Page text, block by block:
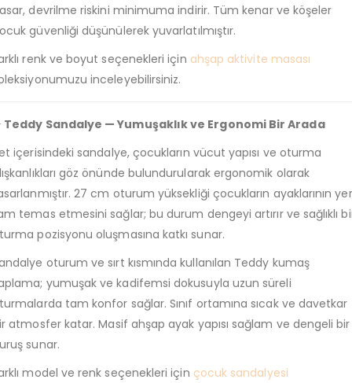
devrilme riskini minimuma indirir. Tüm kenar ve köşeler
güvenliği düşünülerek yuvarlatılmıştır.
renk ve boyut seçenekleri için ahşap aktivite masası
inceleyebilirsiniz.
Teddy Sandalye — Yumuşaklık ve Ergonomi Bir Arada
içerisindeki sandalye, çocukların vücut yapısı ve oturma
göz önünde bulundurularak ergonomik olarak
27 cm oturum yüksekliği çocukların ayaklarının
temas etmesini sağlar; bu durum dengeyi artırır ve sağlıklı
pozisyonu oluşmasına katkı sunar.
oturum ve sırt kısmında kullanılan Teddy kumaş
yumuşak ve kadifemsi dokusuyla uzun süreli
tam konfor sağlar. Sınıf ortamına sıcak ve davetkar
atmosfer katar. Masif ahşap ayak yapısı sağlam ve dengeli bir
sunar.
model ve renk seçenekleri için çocuk sandalyesi